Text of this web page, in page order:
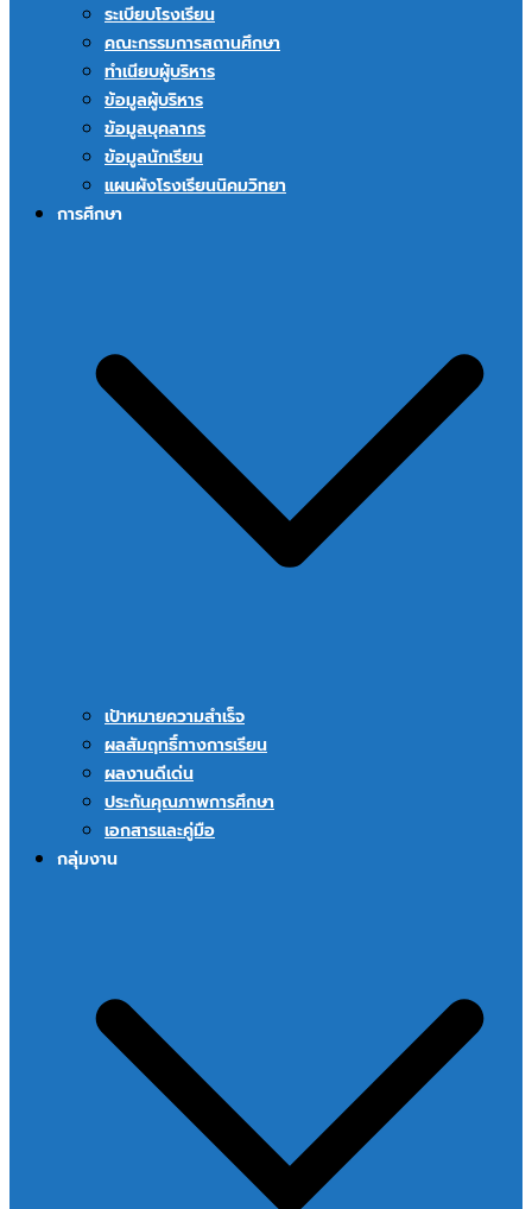
ระเบียบโรงเรียน
คณะกรรมการสถานศึกษา
ทำเนียบผู้บริหาร
ข้อมูลผู้บริหาร
ข้อมูลบุคลากร
ข้อมูลนักเรียน
แผนผังโรงเรียนนิคมวิทยา
การศึกษา
เป้าหมายความสำเร็จ
ผลสัมฤทธิ์ทางการเรียน
ผลงานดีเด่น
ประกันคุณภาพการศึกษา
เอกสารและคู่มือ
กลุ่มงาน